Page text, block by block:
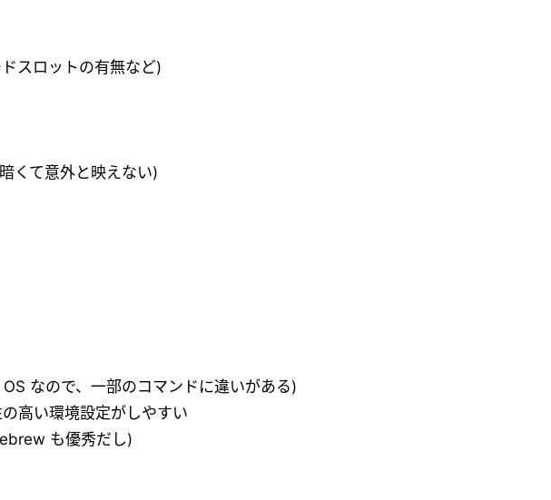
スロットの有無など)
くて意外と映えない)
なので、一部のコマンドに違いがある)
高い環境設定がしやすい
も優秀だし)